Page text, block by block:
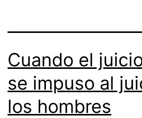
Cuando el
se impuso al
los hombres